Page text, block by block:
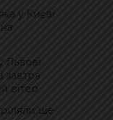
у Києві
завтра
вітер
ще